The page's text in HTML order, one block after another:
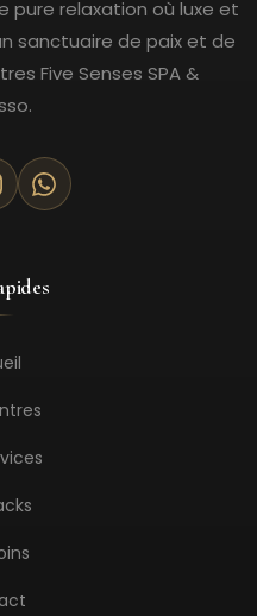
pure relaxation où luxe et
sanctuaire de paix et de
Five Senses SPA &